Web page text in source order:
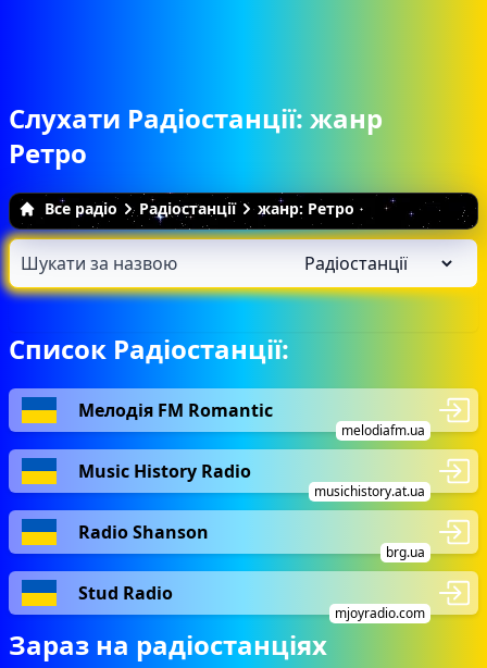
Слухати Радіостанції: жанр
Ретро
Все радіо Радіостанції жанр: Ретро
Список Радіостанції:
Мелодія FM Romantic
melodiafm.ua
Music History Radio
musichistory.at.ua
Radio Shanson
brg.ua
Stud Radio
mjoyradio.com
Зараз на радіостанціях